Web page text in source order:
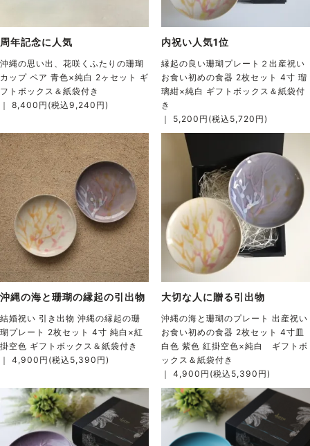
周年記念に人気
沖縄の思い出、花咲くふたりの珊瑚
カップ ペア 青色×純白 2ヶセット ギ
フトボックス＆紙袋付き
｜ 8,400円(税込9,240円)
内祝い人気1位
縁起の良い珊瑚プレート２出産祝い
お食い初めの食器 2枚セット 4寸 瑠
璃紺×純白 ギフトボックス＆紙袋付
き
｜ 5,200円(税込5,720円)
沖縄の海と珊瑚の縁起の引出物
結婚祝い 引き出物 沖縄の縁起の珊
瑚プレート 2枚セット 4寸 純白×紅
掛空色 ギフトボックス＆紙袋付き
｜ 4,900円(税込5,390円)
大切な人に贈る引出物
沖縄の海と珊瑚のプレート 出産祝い
お食い初めの食器 2枚セット 4寸皿
白色 紫色 紅掛空色×純白 ギフトボ
ックス＆紙袋付き
｜ 4,900円(税込5,390円)